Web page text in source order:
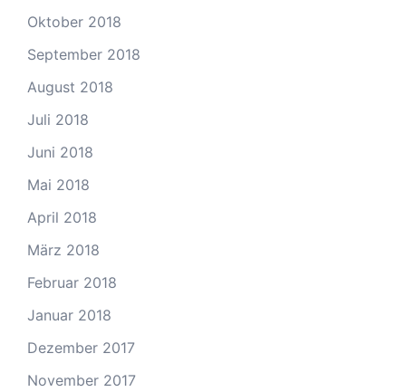
Oktober 2018
September 2018
August 2018
Juli 2018
Juni 2018
Mai 2018
April 2018
März 2018
Februar 2018
Januar 2018
Dezember 2017
November 2017